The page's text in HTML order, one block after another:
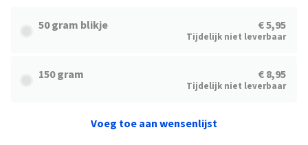
50 gram blikje € 5,95
Tijdelijk niet leverbaar
150 gram € 8,95
Tijdelijk niet leverbaar
Voeg toe aan wensenlijst